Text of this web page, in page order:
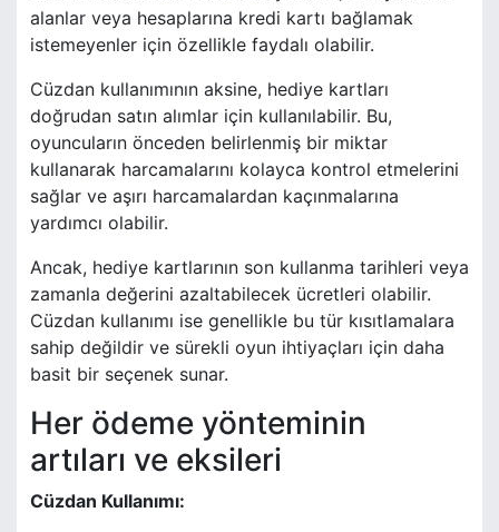
alanlar veya hesaplarına kredi kartı bağlamak
istemeyenler için özellikle faydalı olabilir.
Cüzdan kullanımının aksine, hediye kartları
doğrudan satın alımlar için kullanılabilir. Bu,
oyuncuların önceden belirlenmiş bir miktar
kullanarak harcamalarını kolayca kontrol etmelerini
sağlar ve aşırı harcamalardan kaçınmalarına
yardımcı olabilir.
Ancak, hediye kartlarının son kullanma tarihleri veya
zamanla değerini azaltabilecek ücretleri olabilir.
Cüzdan kullanımı ise genellikle bu tür kısıtlamalara
sahip değildir ve sürekli oyun ihtiyaçları için daha
basit bir seçenek sunar.
Her ödeme yönteminin
artıları ve eksileri
Cüzdan Kullanımı: